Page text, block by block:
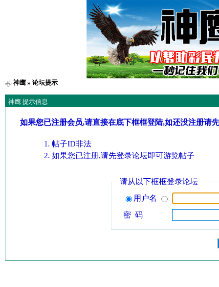
神鹰» 论坛提示
神鹰 提示信息
如果您已注册会员,请直接在底下框框登陆,如还没注册请
帖子ID非法
如果您已注册,请先登录论坛即可游览帖子
请从以下框框登录论坛
用户名
密 码